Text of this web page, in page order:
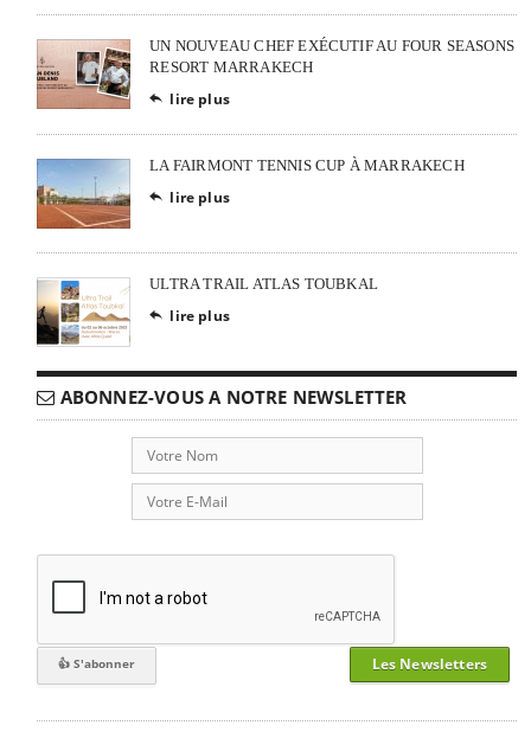
UN NOUVEAU CHEF EXÉCUTIF AU FOUR SEASONS
RESORT MARRAKECH
 lire plus
LA FAIRMONT TENNIS CUP À MARRAKECH
 lire plus
ULTRA TRAIL ATLAS TOUBKAL
 lire plus
ABONNEZ-VOUS A NOTRE NEWSLETTER
Les Newsletters